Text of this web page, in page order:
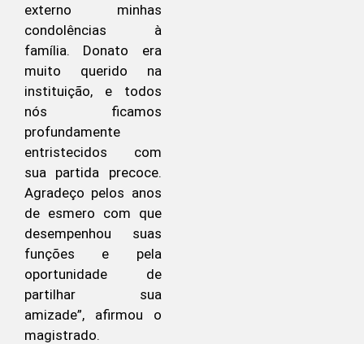
externo minhas
condolências à
família. Donato era
muito querido na
instituição, e todos
nós ficamos
profundamente
entristecidos com
sua partida precoce.
Agradeço pelos anos
de esmero com que
desempenhou suas
funções e pela
oportunidade de
partilhar sua
amizade”, afirmou o
magistrado.